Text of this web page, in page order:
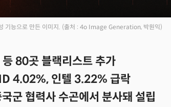
기능으로 만든 이미지. (출처 : 4o Image Generation, 박원익)
80곳 블랙리스트 추가
4.02%, 인텔 3.22% 급락
군 협력사 수곤에서 분사돼 설립